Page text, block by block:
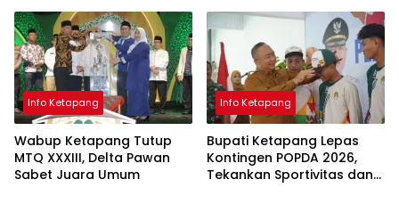
Info Ketapang
Wabup Ketapang Tutup
MTQ XXXIII, Delta Pawan
Sabet Juara Umum
Info Ketapang
Bupati Ketapang Lepas
Kontingen POPDA 2026,
Tekankan Sportivitas dan